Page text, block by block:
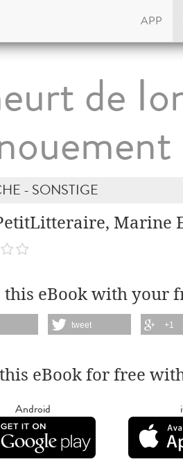
APP
de
- SONSTIGE
Marine
this eBook with your
tweet +1
eBook for free
Android